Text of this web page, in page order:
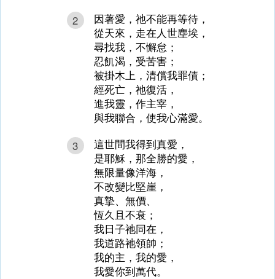
2
因著愛，祂不能再等待，
從天來，走在人世塵埃，
尋找我，不懈怠；
忍飢渴，受苦害；
被掛木上，清償我罪債；
經死亡，祂復活，
進我靈，作主宰，
與我聯合，使我心滿愛。
3
這世間我得到真愛，
是耶穌，那全勝的愛，
無限量像洋海，
不改變比堅崖，
真摯、無價、
恆久且不衰；
我日子祂同在，
我道路祂領帥；
我的主，我的愛，
我愛你到萬代。